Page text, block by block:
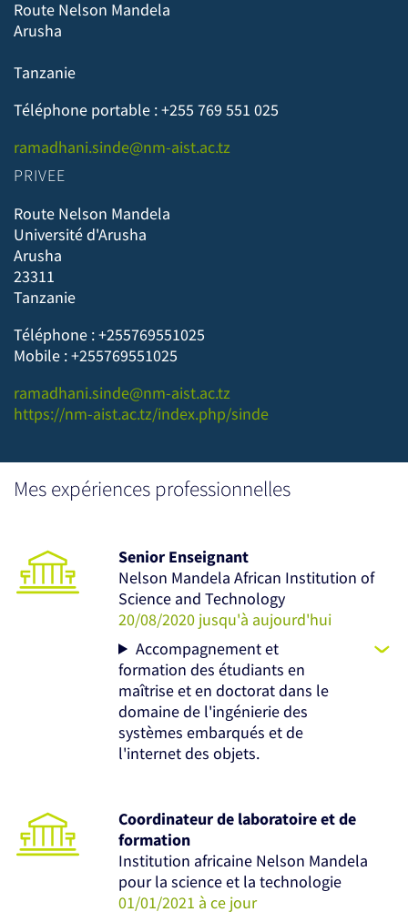
Route Nelson Mandela
Arusha
Tanzanie
Téléphone portable : +255 769 551 025
ramadhani.sinde@nm-aist.ac.tz
PRIVEE
Route Nelson Mandela
Université d'Arusha
Arusha
23311
Tanzanie
Téléphone : +255769551025
Mobile : +255769551025
ramadhani.sinde@nm-aist.ac.tz
https://nm-aist.ac.tz/index.php/sinde
Mes expériences professionnelles
Senior Enseignant
Nelson Mandela African Institution of
Science and Technology
20/08/2020 jusqu'à aujourd'hui
Accompagnement et
formation des étudiants en
maîtrise et en doctorat dans le
domaine de l'ingénierie des
systèmes embarqués et de
l'internet des objets.
Coordinateur de laboratoire et de
formation
Institution africaine Nelson Mandela
pour la science et la technologie
01/01/2021 à ce jour